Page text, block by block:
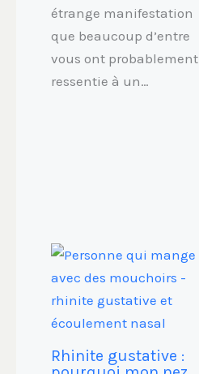
étrange manifestation
que beaucoup d’entre
vous ont probablement
ressentie à un…
Rhinite gustative :